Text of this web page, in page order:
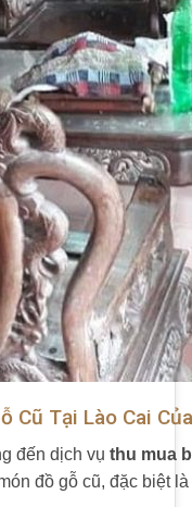
Cũ Tại Lào Cai
đến dịch vụ thu mua
đồ gỗ cũ, đặc biệt